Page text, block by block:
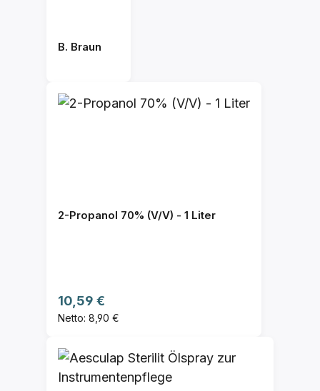
B. Braun
2-Propanol 70% (V/V) - 1 Liter
Regulärer Preis:
10,59 €
Netto: 8,90 €